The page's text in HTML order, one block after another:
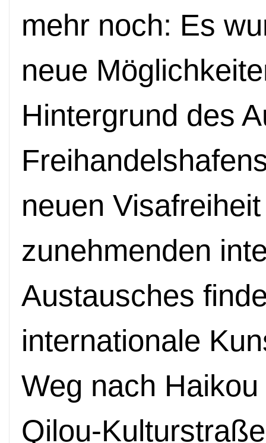
mehr noch: Es
neue
Hintergrund des
neuen
zunehmenden
Austausches
internationale
Weg nach
Qilou-